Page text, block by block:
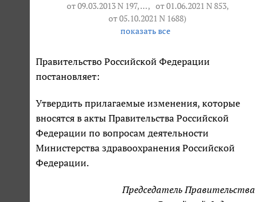
от 09.03.2013 N 197, … , от 01.06.2021 N 853,
от 05.10.2021 N 1688)
показать все
Правительство Российской Федерации
постановляет:
Утвердить прилагаемые изменения, которые
вносятся в акты Правительства Российской
Федерации по вопросам деятельности
Министерства здравоохранения Российской
Федерации.
Председатель Правительства